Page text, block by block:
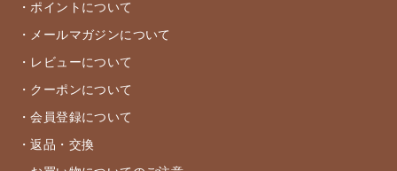
・ポイントについて
・メールマガジンについて
・レビューについて
・クーポンについて
・会員登録について
・返品・交換